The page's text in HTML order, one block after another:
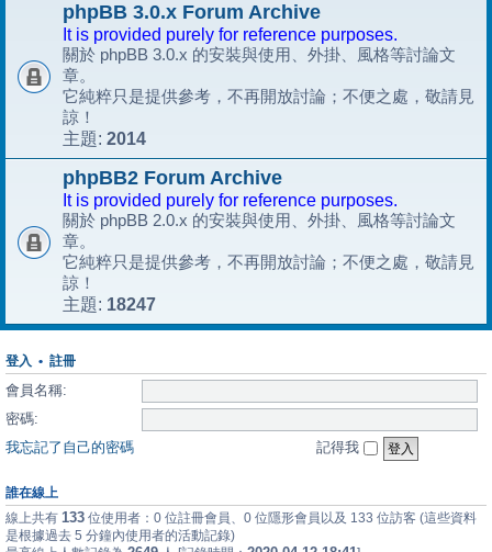
phpBB 3.0.x Forum Archive
It is provided purely for reference purposes.
關於 phpBB 3.0.x 的安裝與使用、外掛、風格等討論文
章。
它純粹只是提供參考，不再開放討論；不便之處，敬請見
諒！
主題: 2014
phpBB2 Forum Archive
It is provided purely for reference purposes.
關於 phpBB 2.0.x 的安裝與使用、外掛、風格等討論文
章。
它純粹只是提供參考，不再開放討論；不便之處，敬請見
諒！
主題: 18247
登入 • 註冊
會員名稱:
密碼:
我忘記了自己的密碼
記得我
誰在線上
線上共有 133 位使用者：0 位註冊會員、0 位隱形會員以及 133 位訪客 (這些資料
是根據過去 5 分鐘內使用者的活動記錄)